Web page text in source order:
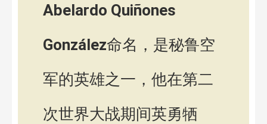
Abelardo Quiñones
González命名，是秘鲁空
军的英雄之一，他在第二
次世界大战期间英勇牺